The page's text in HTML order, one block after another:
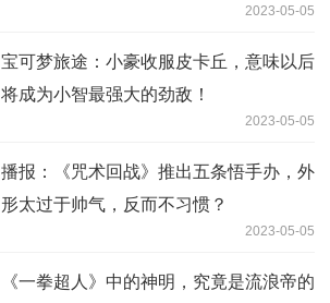
2023-05-05
宝可梦旅途：小豪收服皮卡丘，意味以后
将成为小智最强大的劲敌！
2023-05-05
播报：《咒术回战》推出五条悟手办，外
形太过于帅气，反而不习惯？
2023-05-05
《一拳超人》中的神明，究竟是流浪帝的